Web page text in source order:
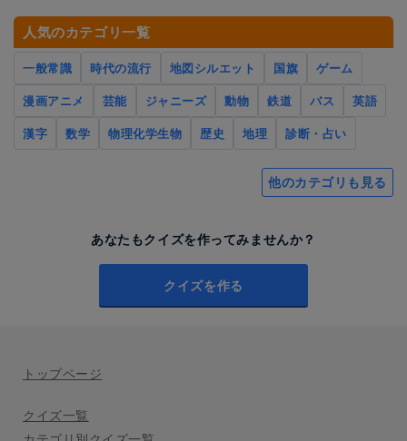
人気のカテゴリ一覧
一般常識 時代の流行 地図シルエット 国旗
ゲーム
漫画アニメ
芸能 ジャニーズ 動物 鉄道 バス
英語
漢字
数学 物理化学生物 歴史 地理 診断・占い
他のカテゴリも見る
あなたもクイズを作ってみませんか？
クイズを作る
トップページ
クイズ一覧